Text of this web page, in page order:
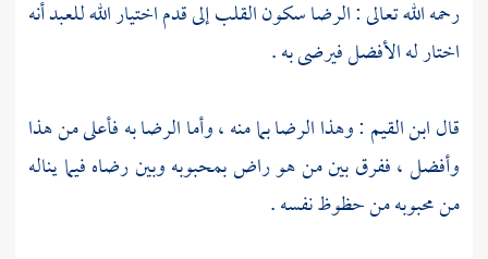
رحمه الله تعالى : الرضا سكون القلب إلى قدم اختيار الله للعبد أنه
اختار له الأفضل فيرضى به .
قالابن القيم : وهذا الرضا بما منه ، وأما الرضا به فأعلى من هذا
وأفضل ، ففرق بين من هو راض بمحبوبه وبين رضاه فيما يناله
من محبوبه من حظوظ نفسه .